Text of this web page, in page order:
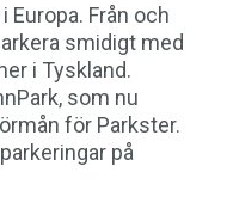
Från och
smidigt med
i Tyskland.
som nu
för Parkster.
på